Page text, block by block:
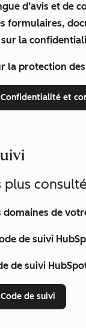
d’avis et de
formulaires,
la
la protection
et
plus
domaines de
de suivi
de suivi
de suivi